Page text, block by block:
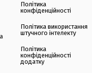
Політика
конфіденційності
Політика використання
штучного інтелекту
Політика
конфіденційності
додатку